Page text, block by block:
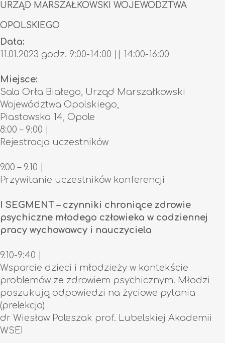
URZĄD MARSZAŁKOWSKI WOJEWÓDZTWA
OPOLSKIEGO
Data:
11.01.2023 godz. 9:00-14:00 || 14:00-16:00
Miejsce:
Sala Orła Białego, Urząd Marszałkowski
Województwa Opolskiego,
Piastowska 14, Opole
8:00 – 9:00 |
Rejestracja uczestników
9.00 – 9.10 |
Przywitanie uczestników konferencji
I SEGMENT – czynniki chroniące zdrowie
psychiczne młodego człowieka w codziennej
pracy wychowawcy i nauczyciela
9.10-9:40 |
Wsparcie dzieci i młodzieży w kontekście
problemów ze zdrowiem psychicznym. Młodzi
poszukują odpowiedzi na życiowe pytania
(prelekcja)
dr Wiesław Poleszak prof. Lubelskiej Akademii
WSEI